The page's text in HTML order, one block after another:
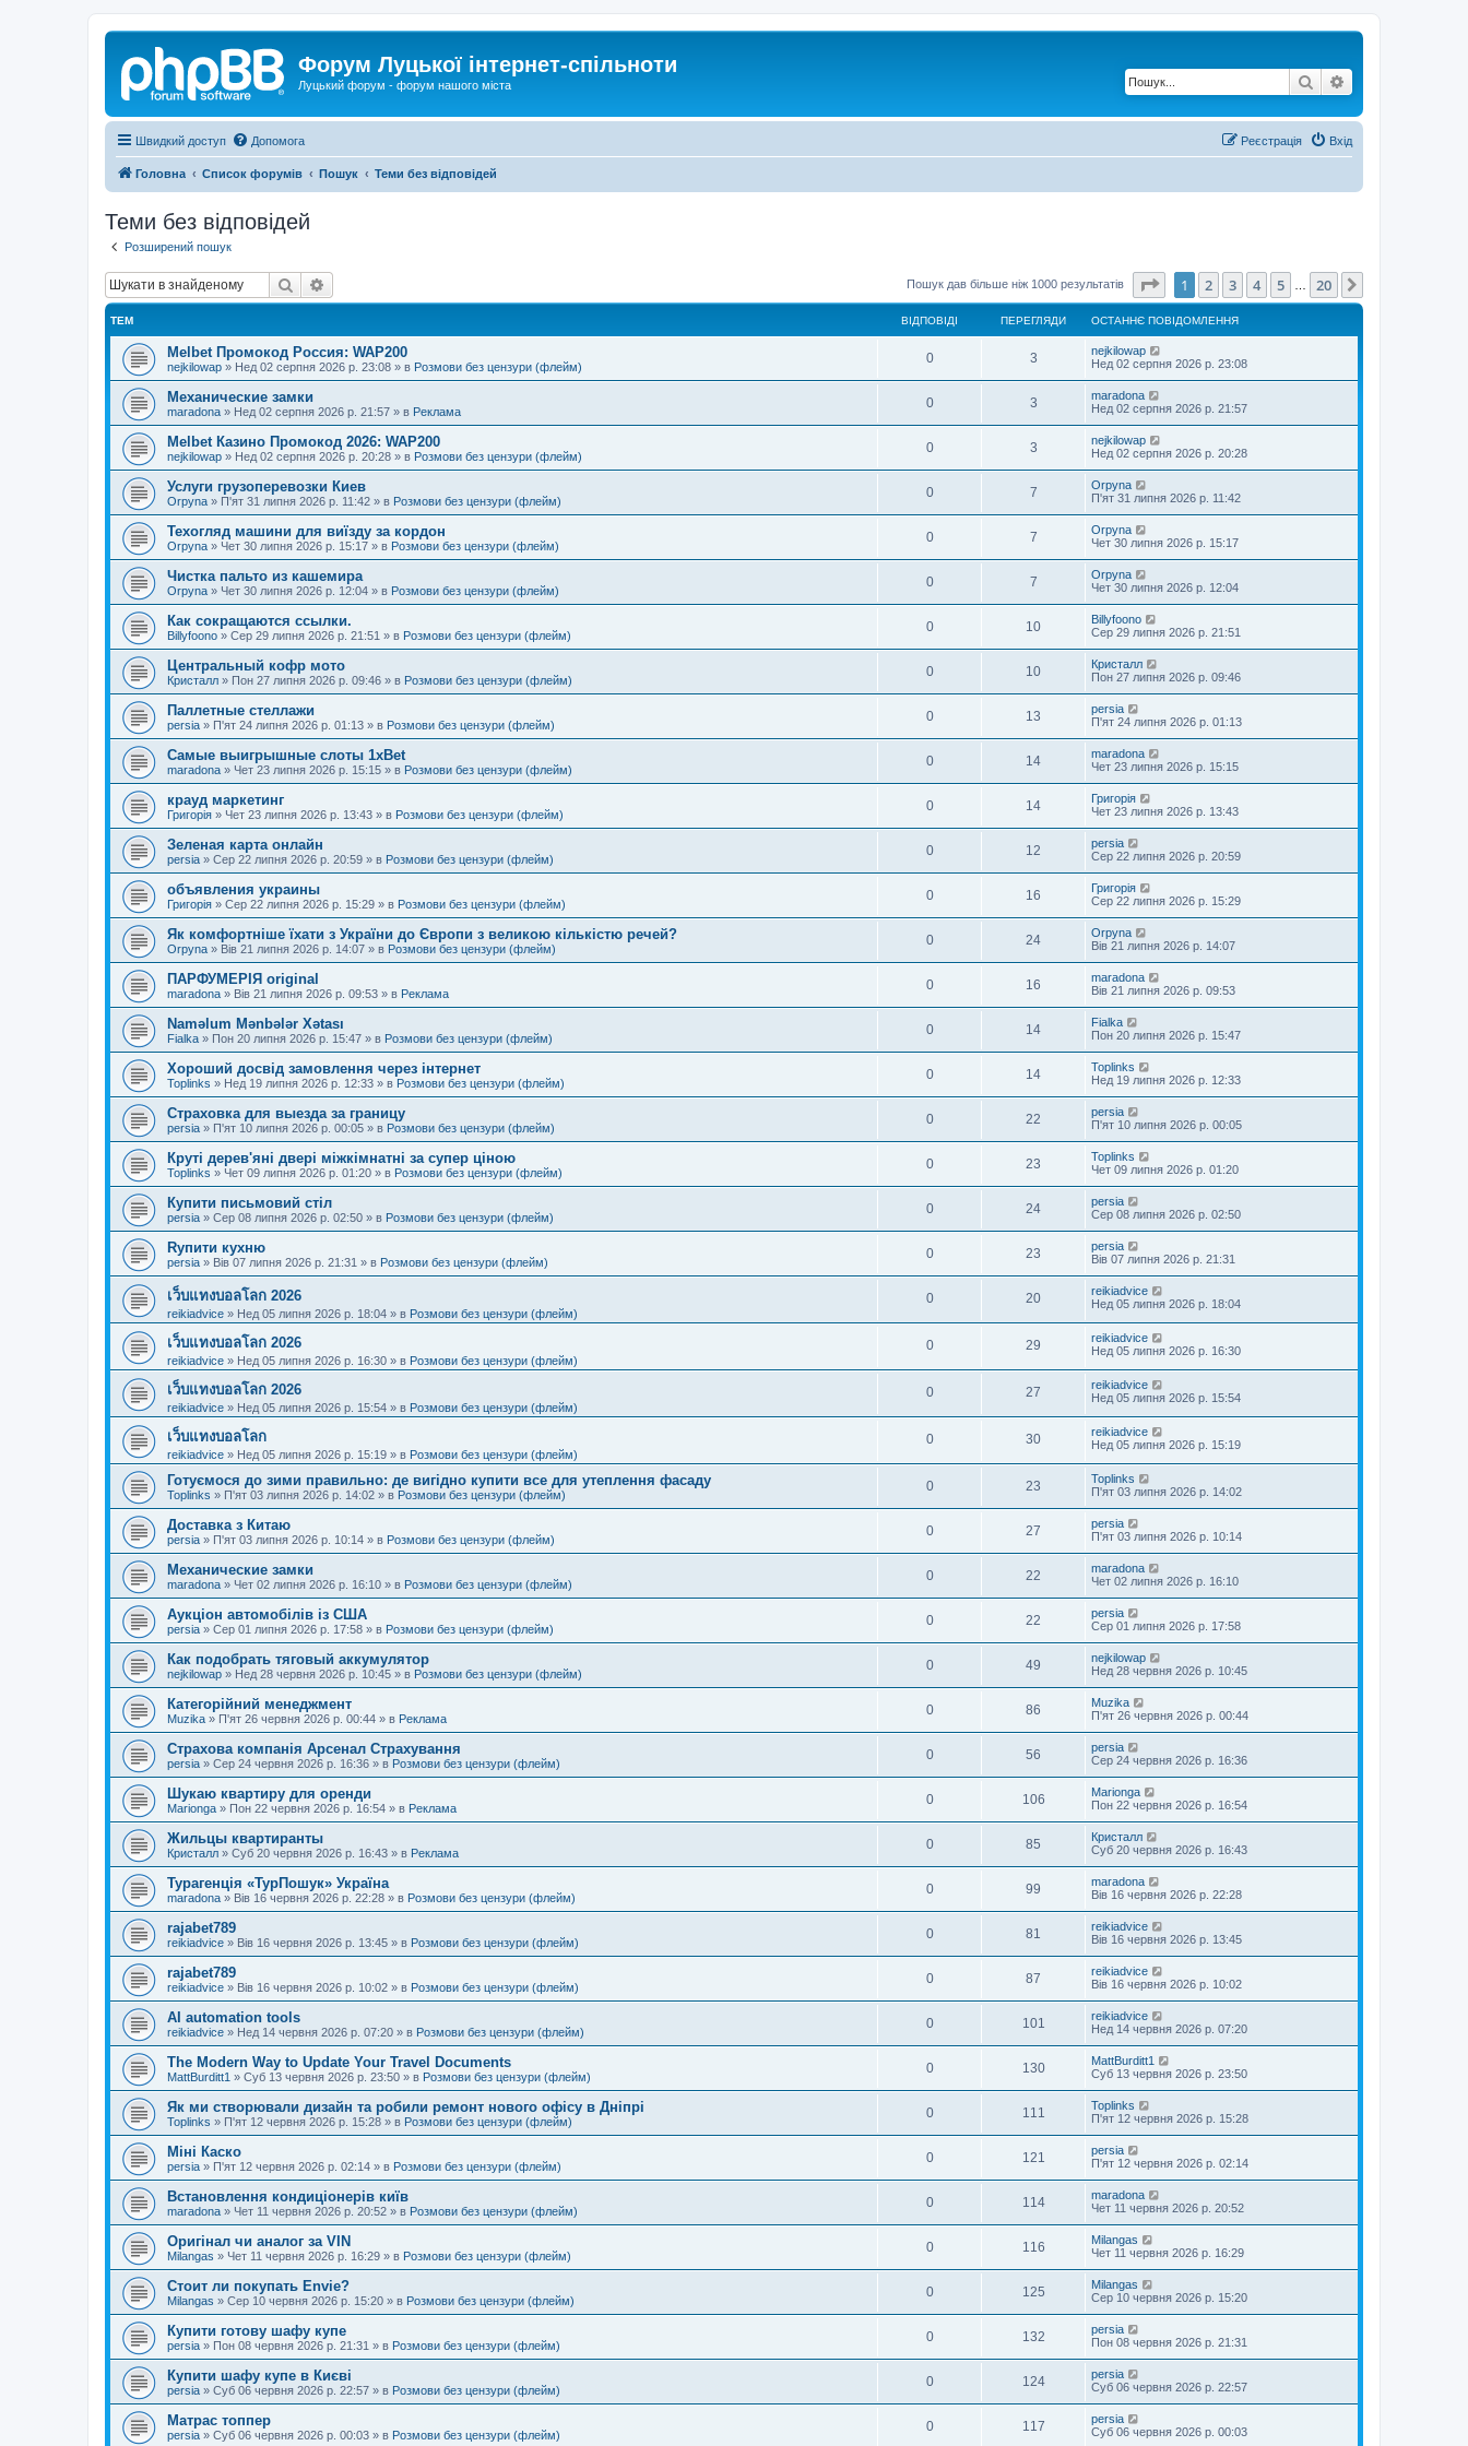
Форум Луцької інтернет-спільноти
Луцький форум - форум нашого міста Пошук
Швидкий доступ Допомога Вхід
Реєстрація
Головна Список форумів Пошук Теми без відповідей
Теми без відповідей
Розширений пошук
Пошук Пошук дав більше ніж 1000 результатів Сторінка 1з 20
1 2 3 4 5 20
ТЕМ ВІДПОВІДІ ПЕРЕГЛЯДИ ОСТАННЄ ПОВІДОМЛЕННЯ
Melbet Промокод Россия: WAP200
nejkilowap » Нед 02 серпня 2026 р. 23:08 » в Розмови без цензури (флейм)
0 3
nejkilowap
Нед 02 серпня 2026 р. 23:08
Механические замки
maradona » Нед 02 серпня 2026 р. 21:57 » в Реклама
0 3
maradona
Нед 02 серпня 2026 р. 21:57
Melbet Казино Промокод 2026: WAP200
nejkilowap » Нед 02 серпня 2026 р. 20:28 » в Розмови без цензури (флейм)
0 3
nejkilowap
Нед 02 серпня 2026 р. 20:28
Услуги грузоперевозки Киев
Orpyna » П'ят 31 липня 2026 р. 11:42 » в Розмови без цензури (флейм)
0 7
Orpyna
П'ят 31 липня 2026 р. 11:42
Техогляд машини для виїзду за кордон
Orpyna » Чет 30 липня 2026 р. 15:17 » в Розмови без цензури (флейм)
0 7
Orpyna
Чет 30 липня 2026 р. 15:17
Чистка пальто из кашемира
Orpyna » Чет 30 липня 2026 р. 12:04 » в Розмови без цензури (флейм)
0 7
Orpyna
Чет 30 липня 2026 р. 12:04
Как сокращаются ссылки.
Billyfoono » Сер 29 липня 2026 р. 21:51 » в Розмови без цензури (флейм)
0 10
Billyfoono
Сер 29 липня 2026 р. 21:51
Центральный кофр мото
Кристалл » Пон 27 липня 2026 р. 09:46 » в Розмови без цензури (флейм)
0 10
Кристалл
Пон 27 липня 2026 р. 09:46
Паллетные стеллажи
persia » П'ят 24 липня 2026 р. 01:13 » в Розмови без цензури (флейм)
0 13
persia
П'ят 24 липня 2026 р. 01:13
Самые выигрышные слоты 1xBet
maradona » Чет 23 липня 2026 р. 15:15 » в Розмови без цензури (флейм)
0 14
maradona
Чет 23 липня 2026 р. 15:15
крауд маркетинг
Григорія » Чет 23 липня 2026 р. 13:43 » в Розмови без цензури (флейм)
0 14
Григорія
Чет 23 липня 2026 р. 13:43
Зеленая карта онлайн
persia » Сер 22 липня 2026 р. 20:59 » в Розмови без цензури (флейм)
0 12
persia
Сер 22 липня 2026 р. 20:59
объявления украины
Григорія » Сер 22 липня 2026 р. 15:29 » в Розмови без цензури (флейм)
0 16
Григорія
Сер 22 липня 2026 р. 15:29
Як комфортніше їхати з України до Європи з великою кількістю речей?
Orpyna » Вів 21 липня 2026 р. 14:07 » в Розмови без цензури (флейм)
0 24
Orpyna
Вів 21 липня 2026 р. 14:07
ПАРФУМЕРІЯ original
maradona » Вів 21 липня 2026 р. 09:53 » в Реклама
0 16
maradona
Вів 21 липня 2026 р. 09:53
Naməlum Mənbələr Xətası
Fialka » Пон 20 липня 2026 р. 15:47 » в Розмови без цензури (флейм)
0 14
Fialka
Пон 20 липня 2026 р. 15:47
Хороший досвід замовлення через інтернет
Toplinks » Нед 19 липня 2026 р. 12:33 » в Розмови без цензури (флейм)
0 14
Toplinks
Нед 19 липня 2026 р. 12:33
Страховка для выезда за границу
persia » П'ят 10 липня 2026 р. 00:05 » в Розмови без цензури (флейм)
0 22
persia
П'ят 10 липня 2026 р. 00:05
Круті дерев'яні двері міжкімнатні за супер ціною
Toplinks » Чет 09 липня 2026 р. 01:20 » в Розмови без цензури (флейм)
0 23
Toplinks
Чет 09 липня 2026 р. 01:20
Купити письмовий стіл
persia » Сер 08 липня 2026 р. 02:50 » в Розмови без цензури (флейм)
0 24
persia
Сер 08 липня 2026 р. 02:50
Rупити кухню
persia » Вів 07 липня 2026 р. 21:31 » в Розмови без цензури (флейм)
0 23
persia
Вів 07 липня 2026 р. 21:31
เว็บแทงบอลโลก 2026
reikiadvice » Нед 05 липня 2026 р. 18:04 » в Розмови без цензури (флейм)
0 20
reikiadvice
Нед 05 липня 2026 р. 18:04
เว็บแทงบอลโลก 2026
reikiadvice » Нед 05 липня 2026 р. 16:30 » в Розмови без цензури (флейм)
0 29
reikiadvice
Нед 05 липня 2026 р. 16:30
เว็บแทงบอลโลก 2026
reikiadvice » Нед 05 липня 2026 р. 15:54 » в Розмови без цензури (флейм)
0 27
reikiadvice
Нед 05 липня 2026 р. 15:54
เว็บแทงบอลโลก
reikiadvice » Нед 05 липня 2026 р. 15:19 » в Розмови без цензури (флейм)
0 30
reikiadvice
Нед 05 липня 2026 р. 15:19
Готуємося до зими правильно: де вигідно купити все для утеплення фасаду
Toplinks » П'ят 03 липня 2026 р. 14:02 » в Розмови без цензури (флейм)
0 23
Toplinks
П'ят 03 липня 2026 р. 14:02
Доставка з Китаю
persia » П'ят 03 липня 2026 р. 10:14 » в Розмови без цензури (флейм)
0 27
persia
П'ят 03 липня 2026 р. 10:14
Механические замки
maradona » Чет 02 липня 2026 р. 16:10 » в Розмови без цензури (флейм)
0 22
maradona
Чет 02 липня 2026 р. 16:10
Аукціон автомобілів із США
persia » Сер 01 липня 2026 р. 17:58 » в Розмови без цензури (флейм)
0 22
persia
Сер 01 липня 2026 р. 17:58
Как подобрать тяговый аккумулятор
nejkilowap » Нед 28 червня 2026 р. 10:45 » в Розмови без цензури (флейм)
0 49
nejkilowap
Нед 28 червня 2026 р. 10:45
Категорійний менеджмент
Muzika » П'ят 26 червня 2026 р. 00:44 » в Реклама
0 86
Muzika
П'ят 26 червня 2026 р. 00:44
Страхова компанія Арсенал Страхування
persia » Сер 24 червня 2026 р. 16:36 » в Розмови без цензури (флейм)
0 56
persia
Сер 24 червня 2026 р. 16:36
Шукаю квартиру для оренди
Marionga » Пон 22 червня 2026 р. 16:54 » в Реклама
0 106
Marionga
Пон 22 червня 2026 р. 16:54
Жильцы квартиранты
Кристалл » Суб 20 червня 2026 р. 16:43 » в Реклама
0 85
Кристалл
Суб 20 червня 2026 р. 16:43
Турагенція «ТурПошук» Україна
maradona » Вів 16 червня 2026 р. 22:28 » в Розмови без цензури (флейм)
0 99
maradona
Вів 16 червня 2026 р. 22:28
rajabet789
reikiadvice » Вів 16 червня 2026 р. 13:45 » в Розмови без цензури (флейм)
0 81
reikiadvice
Вів 16 червня 2026 р. 13:45
rajabet789
reikiadvice » Вів 16 червня 2026 р. 10:02 » в Розмови без цензури (флейм)
0 87
reikiadvice
Вів 16 червня 2026 р. 10:02
AI automation tools
reikiadvice » Нед 14 червня 2026 р. 07:20 » в Розмови без цензури (флейм)
0 101
reikiadvice
Нед 14 червня 2026 р. 07:20
The Modern Way to Update Your Travel Documents
MattBurditt1 » Суб 13 червня 2026 р. 23:50 » в Розмови без цензури (флейм)
0 130
MattBurditt1
Суб 13 червня 2026 р. 23:50
Як ми створювали дизайн та робили ремонт нового офісу в Дніпрі
Toplinks » П'ят 12 червня 2026 р. 15:28 » в Розмови без цензури (флейм)
0 111
Toplinks
П'ят 12 червня 2026 р. 15:28
Міні Каско
persia » П'ят 12 червня 2026 р. 02:14 » в Розмови без цензури (флейм)
0 121
persia
П'ят 12 червня 2026 р. 02:14
Встановлення кондиціонерів київ
maradona » Чет 11 червня 2026 р. 20:52 » в Розмови без цензури (флейм)
0 114
maradona
Чет 11 червня 2026 р. 20:52
Оригінал чи аналог за VIN
Milangas » Чет 11 червня 2026 р. 16:29 » в Розмови без цензури (флейм)
0 116
Milangas
Чет 11 червня 2026 р. 16:29
Стоит ли покупать Envie?
Milangas » Сер 10 червня 2026 р. 15:20 » в Розмови без цензури (флейм)
0 125
Milangas
Сер 10 червня 2026 р. 15:20
Купити готову шафу купе
persia » Пон 08 червня 2026 р. 21:31 » в Розмови без цензури (флейм)
0 132
persia
Пон 08 червня 2026 р. 21:31
Купити шафу купе в Києві
persia » Суб 06 червня 2026 р. 22:57 » в Розмови без цензури (флейм)
0 124
persia
Суб 06 червня 2026 р. 22:57
Матрас топпер
persia » Суб 06 червня 2026 р. 00:03 » в Розмови без цензури (флейм)
0 117
persia
Суб 06 червня 2026 р. 00:03